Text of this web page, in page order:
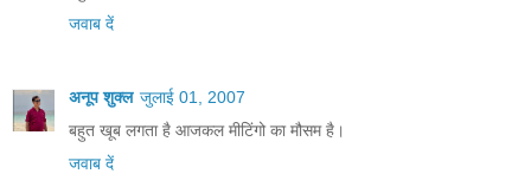
जवाब दें
अनूप शुक्ल जुलाई 01, 2007
बहुत खूब लगता है आजकल मीटिंगो का मौसम है।
जवाब दें